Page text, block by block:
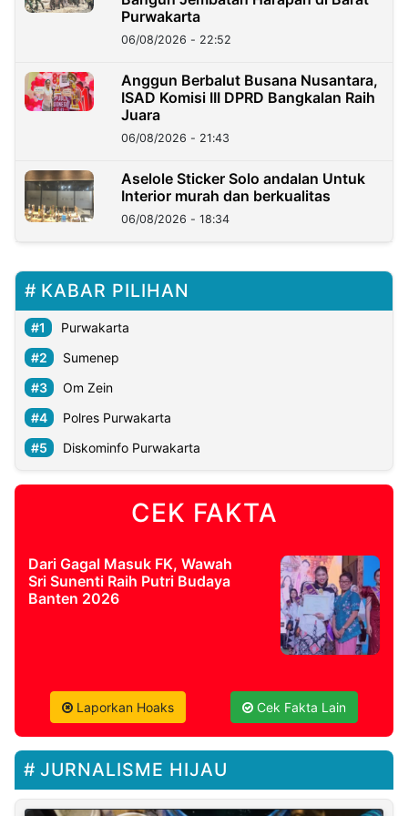
Purwakarta
06/08/2026 - 22:52
Anggun Berbalut Busana Nusantara,
ISAD Komisi III DPRD Bangkalan Raih
Juara
06/08/2026 - 21:43
Aselole Sticker Solo andalan Untuk
Interior murah dan berkualitas
06/08/2026 - 18:34
KABAR PILIHAN
Purwakarta
Sumenep
Om Zein
Polres Purwakarta
Diskominfo Purwakarta
CEK FAKTA
Dari Gagal Masuk FK, Wawah
Sri Sunenti Raih Putri Budaya
Banten 2026
Laporkan Hoaks Cek Fakta Lain
JURNALISME HIJAU